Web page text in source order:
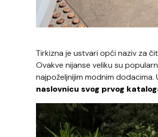
Tirkizna je ustvari opći naziv za
Ovakve nijanse veliku su
najpoželjnijim modnim
naslovnicu svog prvog